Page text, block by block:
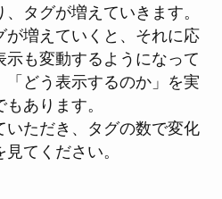
タグが増えていきます。
が増えていくと、それに応
示も変動するようになって
「どう表示するのか」を実
あります。
いただき、タグの数で変化
てください。